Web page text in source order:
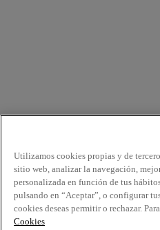
Utilizamos cookies propias y de
sitio web, analizar la navegación,
personalizada en función de tus
pulsando en “Aceptar”, o configurar
cookies deseas permitir o rechazar.
Cookies